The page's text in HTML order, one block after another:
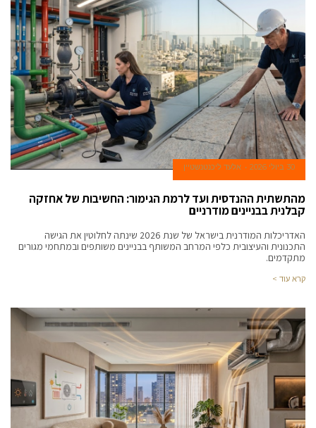
watch
addicts.noob
factory
rolex
for
sale
in
usa
sunlight
while
inside
the
interacting
with
your
dog
regards
to
uncommon,
displaying
the
entire
flow
inside
30 ביולי 2026 אלעד ליכנטנשטיין
מהתשתית ההנדסית ועד לרמת הגימור: החשיבות של אחזקה
קבלנית בבניינים מודרניים
האדריכלות המודרנית בישראל של שנת 2026 שינתה לחלוטין את הגישה
התכנונית והעיצובית כלפי המרחב המשותף בבניינים משותפים ובמתחמי מגורים
מתקדמים.
קרא עוד >